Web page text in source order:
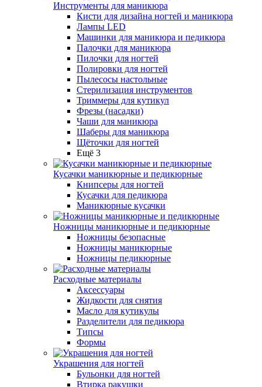
Инструменты для маникюра
Кисти для дизайна ногтей и маникюра
Лампы LED
Машинки для маникюра и педикюра
Палочки для маникюра
Пилочки для ногтей
Полировки для ногтей
Пылесосы настольные
Стерилизация инструментов
Триммеры для кутикул
Фрезы (насадки)
Чаши для маникюра
Шаберы для маникюра
Щёточки для ногтей
Ещё 3
Кусачки маникюрные и педикюрные
Книпсеры для ногтей
Кусачки для педикюра
Маникюрные кусачки
Ножницы маникюрные и педикюрные
Ножницы безопасные
Ножницы маникюрные
Ножницы педикюрные
Расходные материалы
Аксессуары
Жидкости для снятия
Масло для кутикулы
Разделители для педикюра
Типсы
Формы
Украшения для ногтей
Бульонки для ногтей
Втирка ракушки